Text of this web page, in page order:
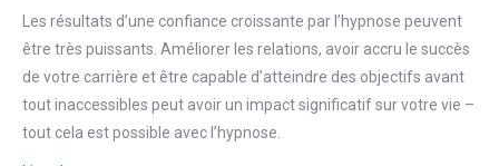
Les résultats d’une confiance croissante par l’hypnose peuvent
être très puissants. Améliorer les relations, avoir accru le succès
de votre carrière et être capable d’atteindre des objectifs avant
tout inaccessibles peut avoir un impact significatif sur votre vie –
tout cela est possible avec l’hypnose.